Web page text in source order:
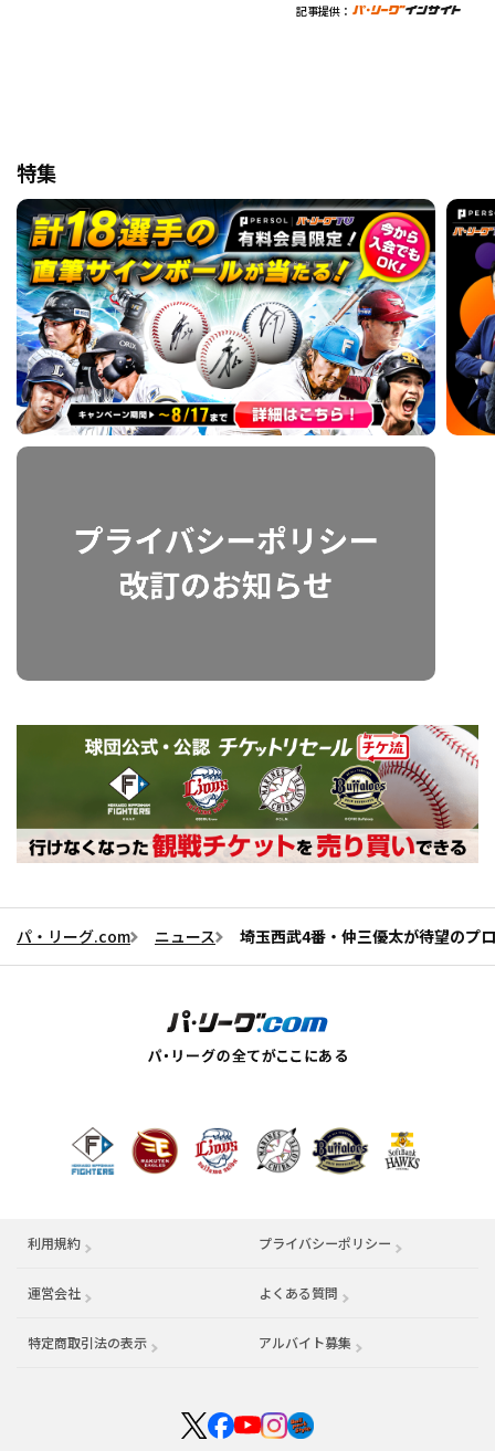
記事提供：
特集
パ・リーグ.com ニュース 埼玉西武4番・仲三優太が待望のプ
利用規約 プライバシーポリシー
運営会社 （別ウィンドウで開く） よくある質問
特定商取引法の表示 アルバイト募集 （別ウィンドウで開く